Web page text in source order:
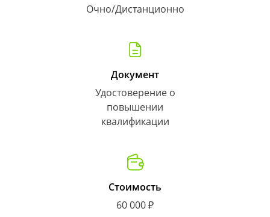
Очно/Дистанционно
Документ
Удостоверение о
повышении
квалификации
Стоимость
60 000 ₽